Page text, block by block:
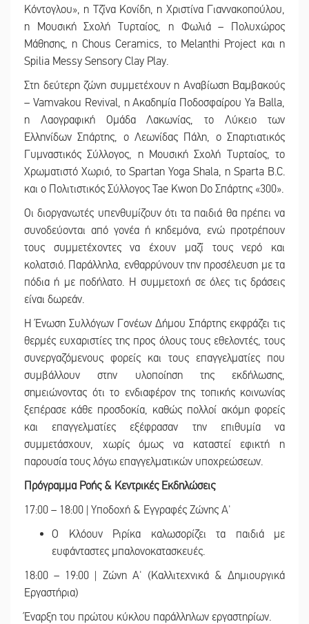
Κόντογλου», η Τζίνα Κονίδη, η Χριστίνα Γιαννακοπούλου,
η Μουσική Σχολή Τυρταίος, η Φωλιά – Πολυχώρος
Μάθησης, η Chous Ceramics, το Melanthi Project και η
Spilia Messy Sensory Clay Play.
Στη δεύτερη ζώνη συμμετέχουν η Αναβίωση Βαμβακούς
– Vamvakou Revival, η Ακαδημία Ποδοσφαίρου Ya Balla,
η Λαογραφική Ομάδα Λακωνίας, το Λύκειο των
Ελληνίδων Σπάρτης, ο Λεωνίδας Πάλη, ο Σπαρτιατικός
Γυμναστικός Σύλλογος, η Μουσική Σχολή Τυρταίος, το
Χρωματιστό Χωριό, το Spartan Yoga Shala, η Sparta B.C.
και ο Πολιτιστικός Σύλλογος Tae Kwon Do Σπάρτης «300».
Οι διοργανωτές υπενθυμίζουν ότι τα παιδιά θα πρέπει να
συνοδεύονται από γονέα ή κηδεμόνα, ενώ προτρέπουν
τους συμμετέχοντες να έχουν μαζί τους νερό και
κολατσιό. Παράλληλα, ενθαρρύνουν την προσέλευση με τα
πόδια ή με ποδήλατο. Η συμμετοχή σε όλες τις δράσεις
είναι δωρεάν.
Η Ένωση Συλλόγων Γονέων Δήμου Σπάρτης εκφράζει τις
θερμές ευχαριστίες της προς όλους τους εθελοντές, τους
συνεργαζόμενους φορείς και τους επαγγελματίες που
συμβάλλουν στην υλοποίηση της εκδήλωσης,
σημειώνοντας ότι το ενδιαφέρον της τοπικής κοινωνίας
ξεπέρασε κάθε προσδοκία, καθώς πολλοί ακόμη φορείς
και επαγγελματίες εξέφρασαν την επιθυμία να
συμμετάσχουν, χωρίς όμως να καταστεί εφικτή η
παρουσία τους λόγω επαγγελματικών υποχρεώσεων.
Πρόγραμμα Ροής & Κεντρικές Εκδηλώσεις
17:00 – 18:00 | Υποδοχή & Εγγραφές Ζώνης Α'
Ο Κλόουν Ριρίκα καλωσορίζει τα παιδιά με
ευφάνταστες μπαλονοκατασκευές.
18:00 – 19:00 | Ζώνη Α' (Καλλιτεχνικά & Δημιουργικά
Εργαστήρια)
Έναρξη του πρώτου κύκλου παράλληλων εργαστηρίων.